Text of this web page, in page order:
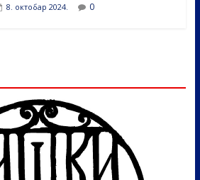
8. октобар 2024. 0